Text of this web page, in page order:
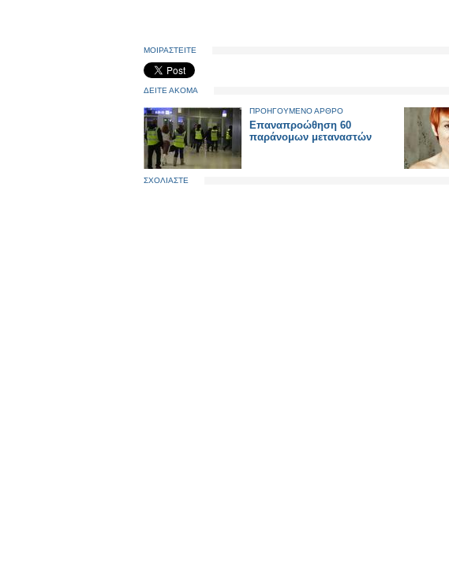
ΜΟΙΡΑΣΤΕΙΤΕ
ΔΕΙΤΕ ΑΚΟΜΑ
ΠΡΟΗΓΟΥΜΕΝΟ ΑΡΘΡΟ
Επαναπροώθηση 60
παράνομων μεταναστών
ΣΧΟΛΙΑΣΤΕ